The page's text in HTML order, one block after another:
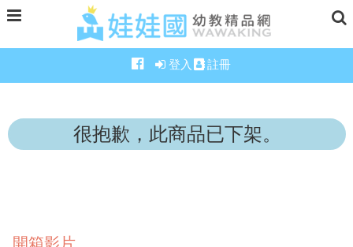
登入 註冊
很抱歉，此商品已下架。
開箱影片